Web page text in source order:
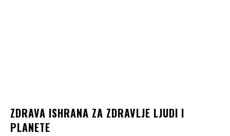
ZDRAVA ISHRANA ZA ZDRAVLJE LJUDI I
PLANETE